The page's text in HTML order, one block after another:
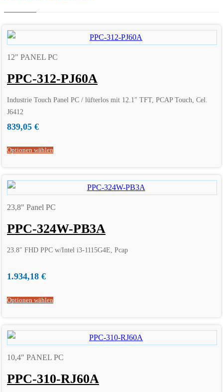
12" PANEL PC
PPC-312-PJ60A
Industrie Touch Panel PC / lüfterlos mit 12.1″ TFT, PCAP Touch, Cel.
J6412
839,05 €
Optionen wählen
23,8" Panel PC
PPC-324W-PB3A
23.8″ FHD PPC w/Intel i3-1115G4E, Pcap
1.934,18 €
Optionen wählen
10,4" PANEL PC
PPC-310-RJ60A